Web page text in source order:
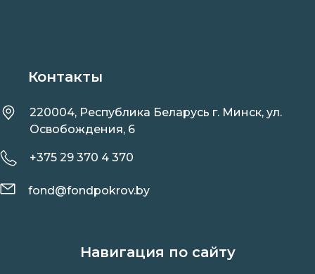
Контакты
220004, Республика Беларусь г. Минск, ул.
Освобождения, 6
+375 29 370 4 370
fond@fondpokrov.by
Навигация по сайту